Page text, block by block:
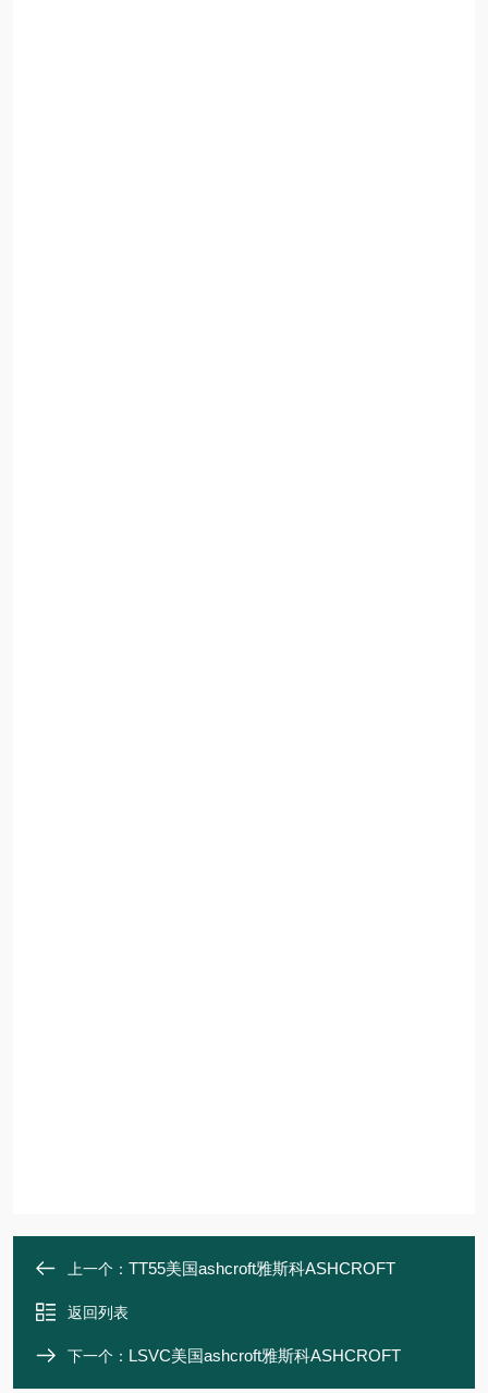
上一个： TT55美国ashcroft雅斯科ASHCROFT
返回列表
下一个： LSVC美国ashcroft雅斯科ASHCROFT